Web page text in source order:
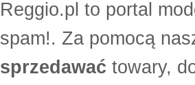
Reggio.pl to portal
spam!. Za pomocą
sprzedawać towary,